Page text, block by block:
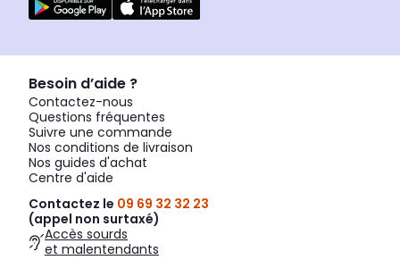
Besoin d’aide ?
Contactez-nous
Questions fréquentes
Suivre une commande
Nos conditions de livraison
Nos guides d'achat
Centre d'aide
Contactez le 09 69 32 32 23
(appel non surtaxé)
Accès sourds
et malentendants